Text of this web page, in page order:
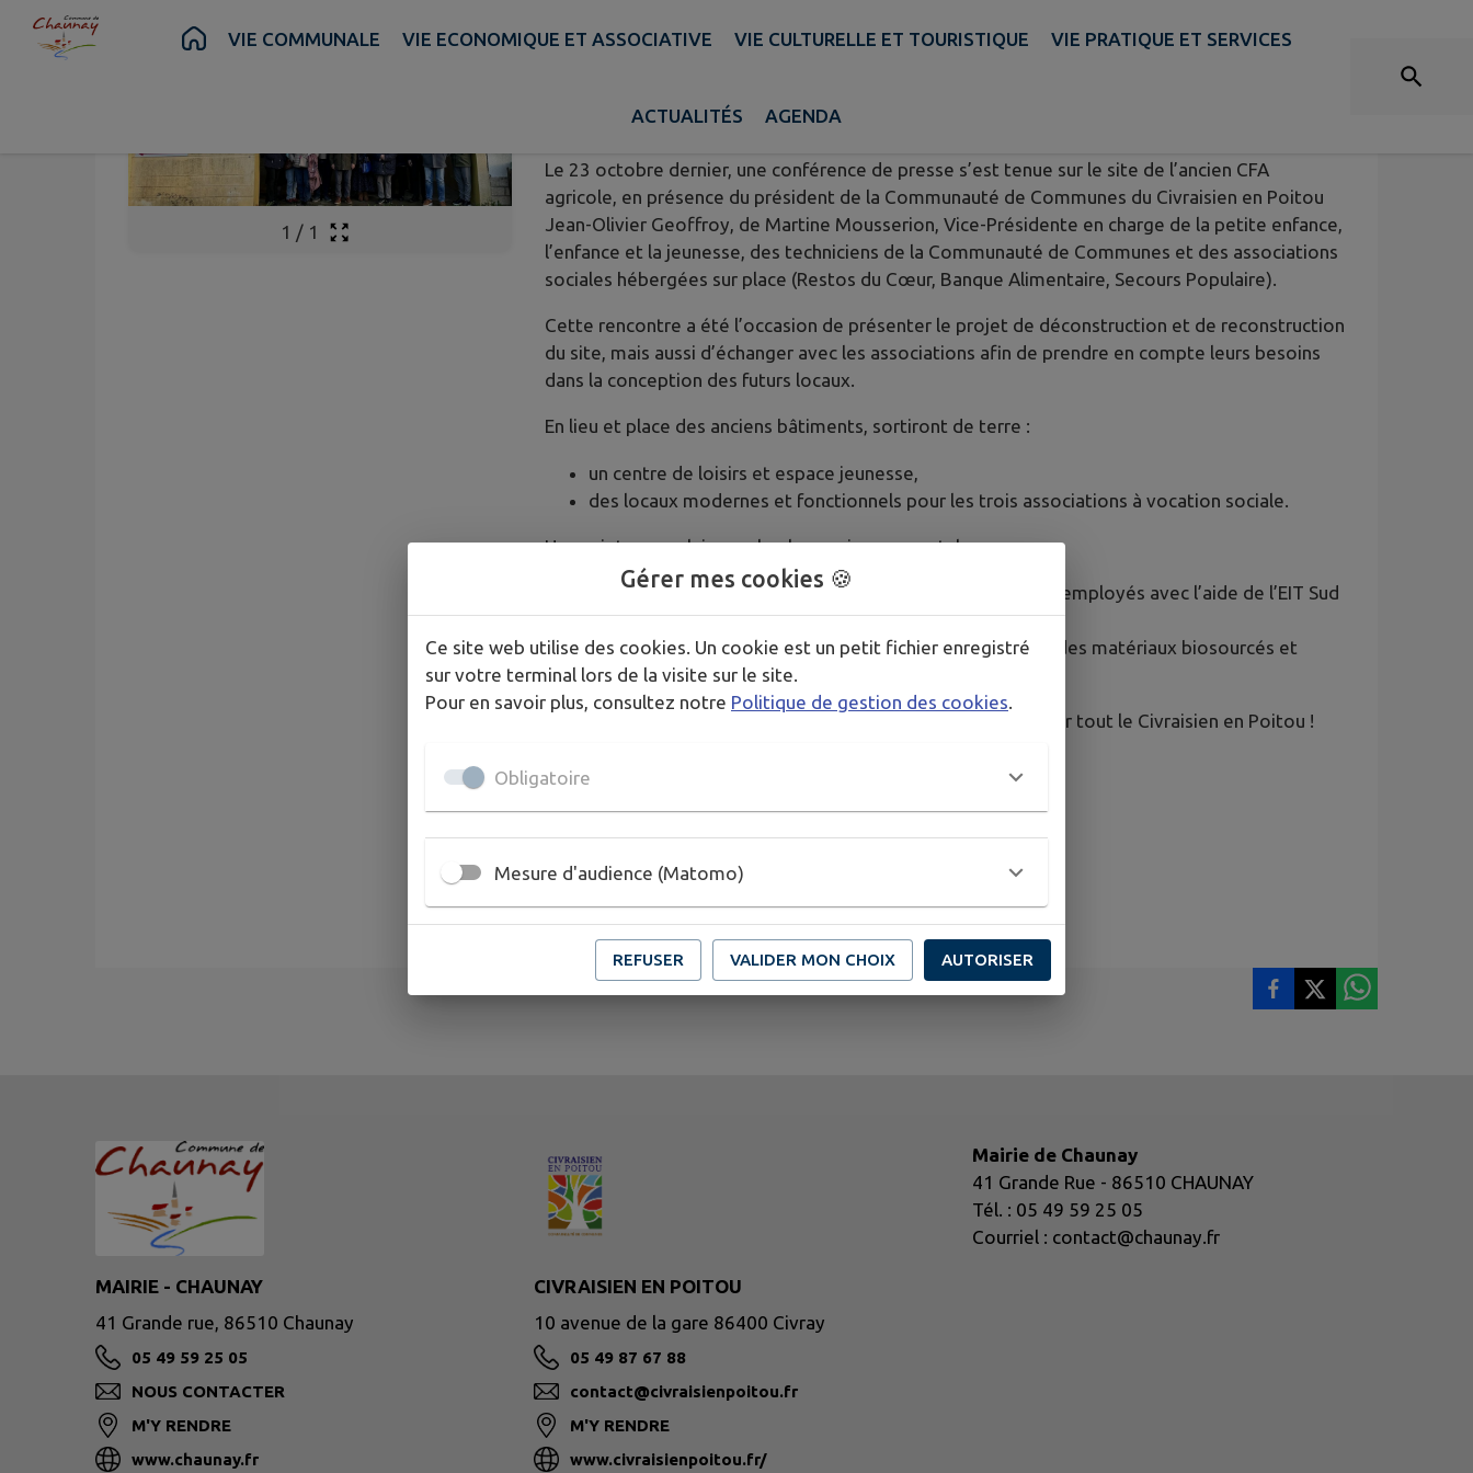
Contenu Menu Recherche Pied de page
VIE COMMUNALE VIE ECONOMIQUE ET ASSOCIATIVE VIE CULTURELLE ET TOURISTIQUE VIE PRATIQUE ET SERVICES
ACTUALITÉS AGENDA
1 / 1
Publié le mardi 04 novembre 2025 - Civraisien en Poitou
Le 23 octobre dernier, une conférence de presse s’est tenue sur le site de l’ancien CFA
agricole, en présence du président de la Communauté de Communes du Civraisien en Poitou
Jean-Olivier Geoffroy, de Martine Mousserion, Vice-Présidente en charge de la petite enfance,
l’enfance et la jeunesse, des techniciens de la Communauté de Communes et des associations
sociales hébergées sur place (Restos du Cœur, Banque Alimentaire, Secours Populaire).
Cette rencontre a été l’occasion de présenter le projet de déconstruction et de reconstruction
du site, mais aussi d’échanger avec les associations afin de prendre en compte leurs besoins
dans la conception des futurs locaux.
En lieu et place des anciens bâtiments, sortiront de terre :
un centre de loisirs et espace jeunesse,
des locaux modernes et fonctionnels pour les trois associations à vocation sociale.
Un projet exemplaire sur le plan environnemental :
40 % des matériaux issus de la déconstruction seront réemployés avec l’aide de l’EIT Sud
Vienne,
futurs bâtiments basse consommation, construits avec des matériaux biosourcés et
alimentés par géothermie.
Un chantier porteur de solidarité, de durabilité et d’avenir pour tout le Civraisien en Poitou !
MAIRIE - CHAUNAY
41 Grande rue, 86510 Chaunay
05 49 59 25 05
NOUS CONTACTER
M'Y RENDRE
www.chaunay.fr
CIVRAISIEN EN POITOU
10 avenue de la gare 86400 Civray
05 49 87 67 88
contact@civraisienpoitou.fr
M'Y RENDRE
www.civraisienpoitou.fr/
Mairie de Chaunay
41 Grande Rue - 86510 CHAUNAY
Tél. : 05 49 59 25 05
Courriel : contact@chaunay.fr
Gérer mes cookies 🍪
Ce site web utilise des cookies. Un cookie est un petit fichier enregistré
sur votre terminal lors de la visite sur le site.
Pour en savoir plus, consultez notre Politique de gestion des cookies.
Obligatoire
Mesure d'audience (Matomo)
REFUSER VALIDER MON CHOIX AUTORISER